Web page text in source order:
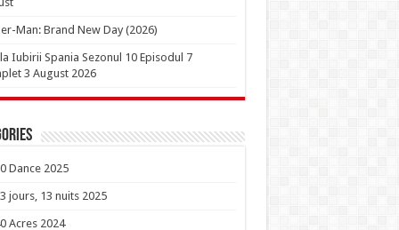
Man: Brand New Day (2026)
Iubirii Spania Sezonul 10 Episodul 7
3 August 2026
Dance 2025
jours, 13 nuits 2025
Acres 2024